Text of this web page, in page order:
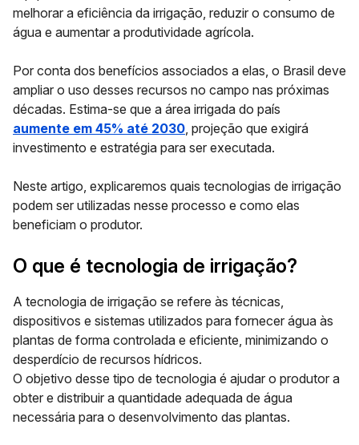
melhorar a eficiência da irrigação, reduzir o consumo de
água e aumentar a produtividade agrícola.
Por conta dos benefícios associados a elas, o Brasil deve
ampliar o uso desses recursos no campo nas próximas
décadas. Estima-se que a área irrigada do país
aumente em 45% até 2030, projeção que exigirá
investimento e estratégia para ser executada.
Neste artigo, explicaremos quais tecnologias de irrigação
podem ser utilizadas nesse processo e como elas
beneficiam o produtor.
O que é tecnologia de irrigação?
A tecnologia de irrigação se refere às técnicas,
dispositivos e sistemas utilizados para fornecer água às
plantas de forma controlada e eficiente, minimizando o
desperdício de recursos hídricos.
O objetivo desse tipo de tecnologia é ajudar o produtor a
obter e distribuir a quantidade adequada de água
necessária para o desenvolvimento das plantas.